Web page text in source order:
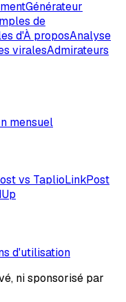
Générateur
de
d'À proposAnalyse
viralesAdmirateurs
mensuel
vs TaplioLinkPost
d'utilisation
ni sponsorisé par